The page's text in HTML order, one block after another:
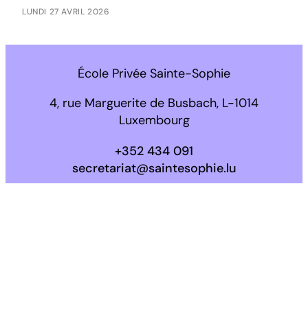
LUNDI 27 AVRIL 2026
École Privée Sainte-Sophie
4, rue Marguerite de Busbach, L-1014
Luxembourg
+352 434 091
secretariat@saintesophie.lu